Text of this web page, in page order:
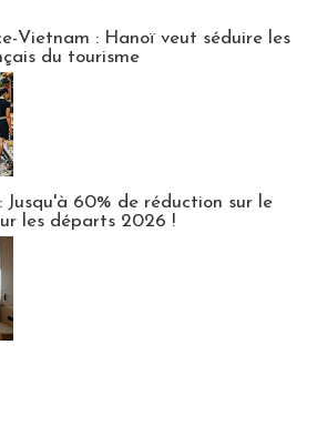
Vietnam : Hanoï veut séduire les
du tourisme
Jusqu'à 60% de réduction sur le
les départs 2026 !